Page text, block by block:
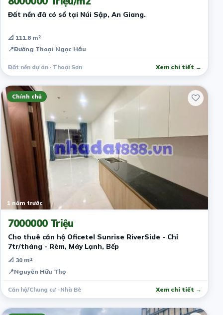
Đất nền đã có sổ tại Núi Sập, An Giang.
📐 111.8 m²
📍Đường Thoại Ngọc Hầu
Đất nền dự án · Thoại Sơn Xem chi tiết →
Chính chủ
1 năm trước
7000000 Triệu
Cho thuê căn hộ Oficetel Sunrise RiverSide - Chỉ
7tr/tháng - Rèm, Máy Lạnh, Bếp
📐 30 m²
📍Nguyễn Hữu Thọ
Căn hộ/Chung cư · Nhà Bè Xem chi tiết →